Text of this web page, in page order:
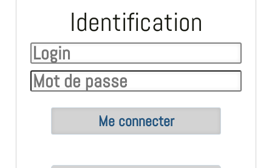
Identification